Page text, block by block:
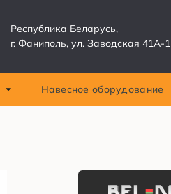
Республика Беларусь,
г. Фаниполь, ул. Заводская 41А-1
Навесное оборудование